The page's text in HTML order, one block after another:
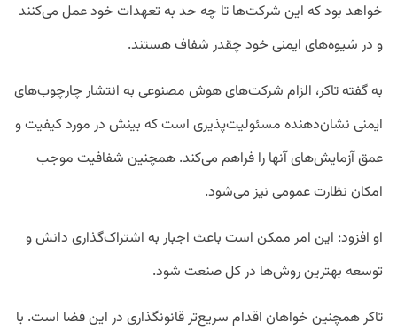
خواهد بود که این شرکت‌ها تا چه حد به تعهدات خود عمل می‌کنند
و در شیوه‌های ایمنی خود چقدر شفاف هستند.
به گفته تاکر، الزام شرکت‌های هوش مصنوعی به انتشار چارچوب‌های
ایمنی نشان‌دهنده مسئولیت‌پذیری است که بینش در مورد کیفیت و
عمق آزمایش‌های آنها را فراهم می‌کند. همچنین شفافیت موجب
امکان نظارت عمومی نیز می‌شود.
او افزود: این امر ممکن است باعث اجبار به اشتراک‌گذاری دانش و
توسعه بهترین روش‌ها در کل صنعت شود.
تاکر همچنین خواهان اقدام سریع‌تر قانونگذاری در این فضا است. با